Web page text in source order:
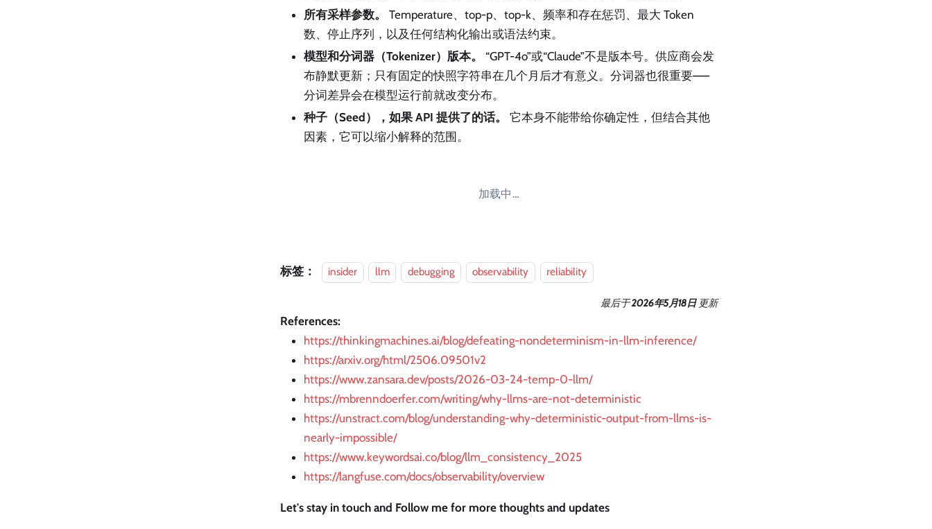
所有采样参数。
Temperature、top-p、top-k、频率和存在惩罚、最大 Token
数、停止序列，以及任何结构化输出或语法约束。
模型和分词器（Tokenizer）版本。
“GPT-4o”或“Claude”不是版本号。供应商会发
布静默更新；只有固定的快照字符串在几个月后才有意义。分词器也很重要——
分词差异会在模型运行前就改变分布。
种子（Seed），如果 API 提供了的话。
它本身不能带给你确定性，但结合其他
因素，它可以缩小解释的范围。
加载中…
标签： insider llm debugging observability reliability
最后于2026年5月18日 更新
References:
https://thinkingmachines.ai/blog/defeating-nondeterminism-in-llm-inference/
https://arxiv.org/html/2506.09501v2
https://www.zansara.dev/posts/2026-03-24-temp-0-llm/
https://mbrenndoerfer.com/writing/why-llms-are-not-deterministic
https://unstract.com/blog/understanding-why-deterministic-output-from-llms-is-
nearly-impossible/
https://www.keywordsai.co/blog/llm_consistency_2025
https://langfuse.com/docs/observability/overview
Let's stay in touch and Follow me for more thoughts and updates